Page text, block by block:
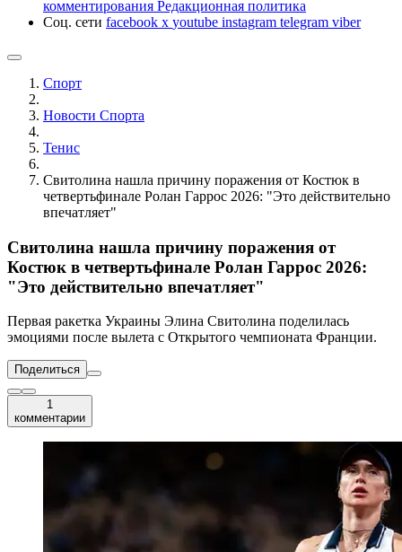
комментирования Редакционная политика
Соц. сети facebook x youtube instagram telegram viber
Спорт
Новости Cпорта
Тенис
Свитолина нашла причину поражения от Костюк в
четвертьфинале Ролан Гаррос 2026: "Это действительно
впечатляет"
Свитолина нашла причину поражения от
Костюк в четвертьфинале Ролан Гаррос 2026:
"Это действительно впечатляет"
Первая ракетка Украины Элина Свитолина поделилась
эмоциями после вылета с Открытого чемпионата Франции.
Поделиться
1
комментарии